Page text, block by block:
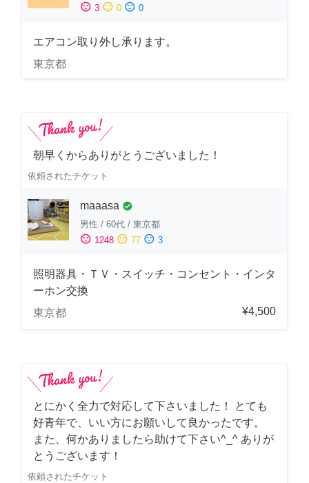
sentiment_satisfied 3 sentiment_neutral 0 sentiment_dissatisfied 0
エアコン取り外し承ります。
東京都
朝早くからありがとうございました！
依頼されたチケット
maaasa check_circle
男性 / 60代 / 東京都
sentiment_satisfied 1248 sentiment_neutral 77 sentiment_dissatisfied 3
照明器具・ＴＶ・スイッチ・コンセント・インタ
ーホン交換
東京都
¥4,500
とにかく全力で対応して下さいました！ とても
好青年で、いい方にお願いして良かったです。
また、何かありましたら助けて下さい^_^ ありが
とうございます！
依頼されたチケット